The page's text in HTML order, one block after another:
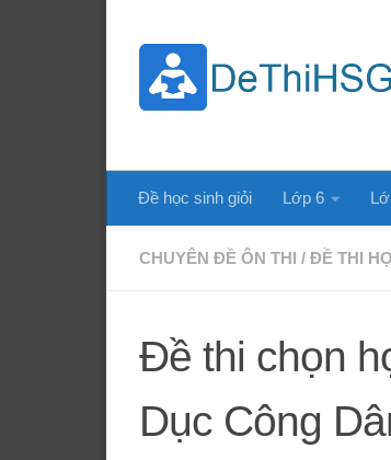
Đề học sinh giỏi Lớp 6
CHUYÊN ĐỀ ÔN THI / ĐỀ THI
Đề thi chọn
Dục Công